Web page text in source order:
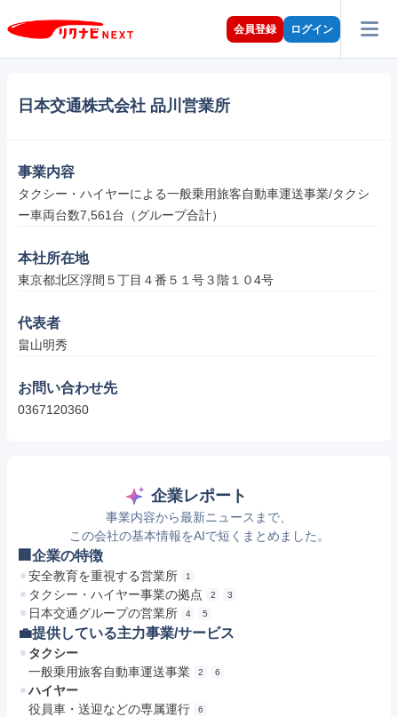
会員登録 ログイン
日本交通株式会社 品川営業所
事業内容
タクシー・ハイヤーによる一般乗用旅客自動車運送事業/タクシ
ー車両台数7,561台（グループ合計）
本社所在地
東京都北区浮間５丁目４番５１号３階１０4号
代表者
畠山明秀
お問い合わせ先
0367120360
企業レポート
事業内容から最新ニュースまで、
この会社の基本情報をAIで短くまとめました。
🏢企業の特徴
安全教育を重視する営業所 1
タクシー・ハイヤー事業の拠点 2 3
日本交通グループの営業所 4 5
💼提供している主力事業/サービス
タクシー
一般乗用旅客自動車運送事業
2 6
ハイヤー
役員車・送迎などの専属運行
6